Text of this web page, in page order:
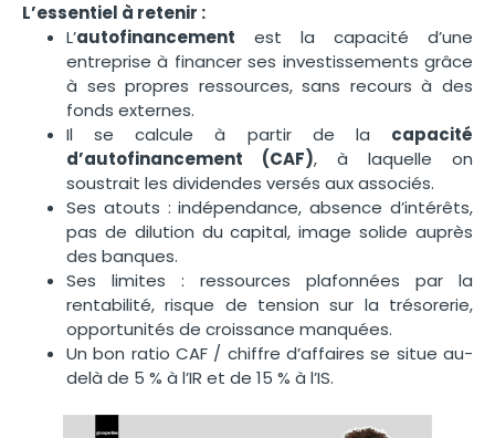
L’essentiel à retenir :
L’autofinancement est la capacité d’une
entreprise à financer ses investissements grâce
à ses propres ressources, sans recours à des
fonds externes.
Il se calcule à partir de la capacité
d’autofinancement (CAF), à laquelle on
soustrait les dividendes versés aux associés.
Ses atouts : indépendance, absence d’intérêts,
pas de dilution du capital, image solide auprès
des banques.
Ses limites : ressources plafonnées par la
rentabilité, risque de tension sur la trésorerie,
opportunités de croissance manquées.
Un bon ratio CAF / chiffre d’affaires se situe au-
delà de 5 % à l’IR et de 15 % à l’IS.